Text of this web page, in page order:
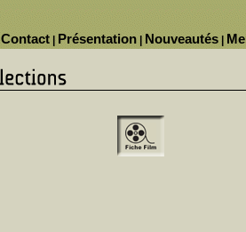
Nouveautés
Présentation
Contact